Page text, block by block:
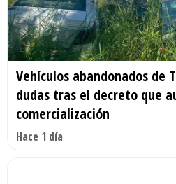
Vehículos abandonados de
dudas tras el decreto que
comercialización
Hace 1 día